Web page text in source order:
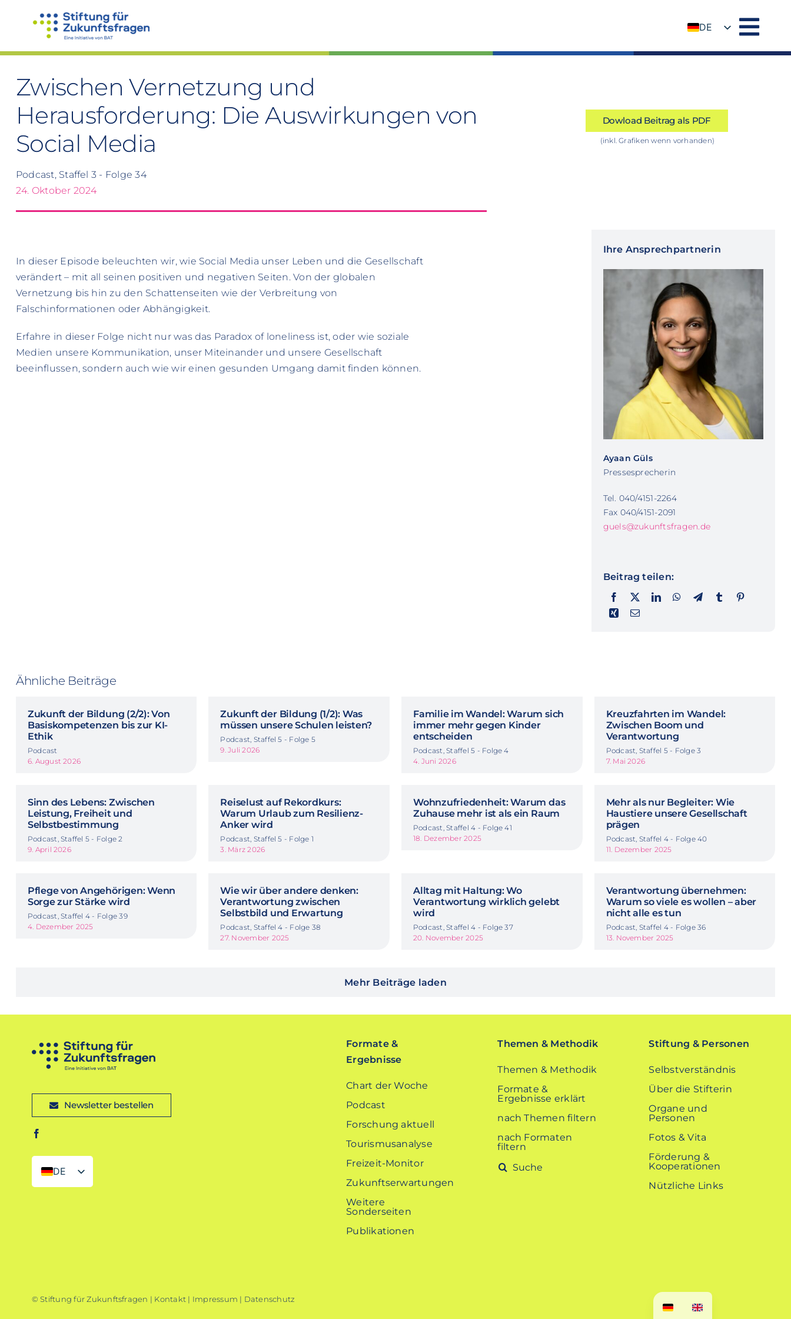
DE
Zwischen Vernetzung und
Herausforderung: Die Auswirkungen von
Social Media
Podcast, Staffel 3 - Folge 34
24. Oktober 2024
Dowload Beitrag als PDF
(inkl. Grafiken wenn vorhanden)
In dieser Episode beleuchten wir, wie Social Media unser Leben und die Gesellschaft
verändert – mit all seinen positiven und negativen Seiten. Von der globalen
Vernetzung bis hin zu den Schattenseiten wie der Verbreitung von
Falschinformationen oder Abhängigkeit.
Erfahre in dieser Folge nicht nur was das Paradox of loneliness ist, oder wie soziale
Medien unsere Kommunikation, unser Miteinander und unsere Gesellschaft
beeinflussen, sondern auch wie wir einen gesunden Umgang damit finden können.
Ihre Ansprechpartnerin
Ayaan Güls
Pressesprecherin
Tel. 040/4151-2264
Fax 040/4151-2091
guels@zukunftsfragen.de
Beitrag teilen:
Ähnliche Beiträge
Zukunft der Bildung (2/2): Von
Basiskompetenzen bis zur KI-
Ethik
Podcast
6. August 2026
Zukunft der Bildung (1/2): Was
müssen unsere Schulen leisten?
Podcast, Staffel 5 - Folge 5
9. Juli 2026
Familie im Wandel: Warum sich
immer mehr gegen Kinder
entscheiden
Podcast, Staffel 5 - Folge 4
4. Juni 2026
Kreuzfahrten im Wandel:
Zwischen Boom und
Verantwortung
Podcast, Staffel 5 - Folge 3
7. Mai 2026
Sinn des Lebens: Zwischen
Leistung, Freiheit und
Selbstbestimmung
Podcast, Staffel 5 - Folge 2
9. April 2026
Reiselust auf Rekordkurs:
Warum Urlaub zum Resilienz-
Anker wird
Podcast, Staffel 5 - Folge 1
3. März 2026
Wohnzufriedenheit: Warum das
Zuhause mehr ist als ein Raum
Podcast, Staffel 4 - Folge 41
18. Dezember 2025
Mehr als nur Begleiter: Wie
Haustiere unsere Gesellschaft
prägen
Podcast, Staffel 4 - Folge 40
11. Dezember 2025
Pflege von Angehörigen: Wenn
Sorge zur Stärke wird
Podcast, Staffel 4 - Folge 39
4. Dezember 2025
Wie wir über andere denken:
Verantwortung zwischen
Selbstbild und Erwartung
Podcast, Staffel 4 - Folge 38
27. November 2025
Alltag mit Haltung: Wo
Verantwortung wirklich gelebt
wird
Podcast, Staffel 4 - Folge 37
20. November 2025
Verantwortung übernehmen:
Warum so viele es wollen – aber
nicht alle es tun
Podcast, Staffel 4 - Folge 36
13. November 2025
Mehr Beiträge laden
Newsletter bestellen
DE
EN
Formate &
Ergebnisse
Chart der Woche
Podcast
Forschung aktuell
Tourismusanalyse
Freizeit-Monitor
Zukunftserwartungen
Weitere
Sonderseiten
Publikationen
Themen & Methodik
Themen & Methodik
Formate &
Ergebnisse erklärt
nach Themen filtern
nach Formaten
filtern
Suche
Stiftung & Personen
Selbstverständnis
Über die Stifterin
Organe und
Personen
Fotos & Vita
Förderung &
Kooperationen
Nützliche Links
© Stiftung für Zukunftsfragen | Kontakt | Impressum | Datenschutz